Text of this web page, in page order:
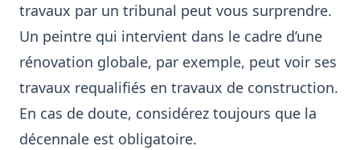
travaux par un tribunal peut vous surprendre.
Un peintre qui intervient dans le cadre d’une
rénovation globale, par exemple, peut voir ses
travaux requalifiés en travaux de construction.
En cas de doute, considérez toujours que la
décennale est obligatoire.